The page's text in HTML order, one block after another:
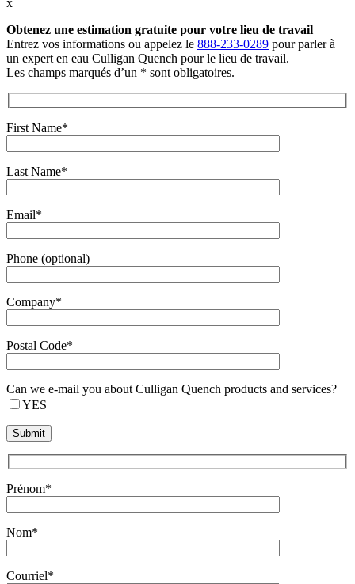
x
Obtenez une estimation gratuite pour votre lieu de travail
Entrez vos informations ou appelez le 888-233-0289 pour parler à
un expert en eau Culligan Quench pour le lieu de travail.
Les champs marqués d’un * sont obligatoires.
First Name*
Last Name*
Email*
Phone (optional)
Company*
Postal Code*
Can we e-mail you about Culligan Quench products and services?
YES
Prénom*
Nom*
Courriel*